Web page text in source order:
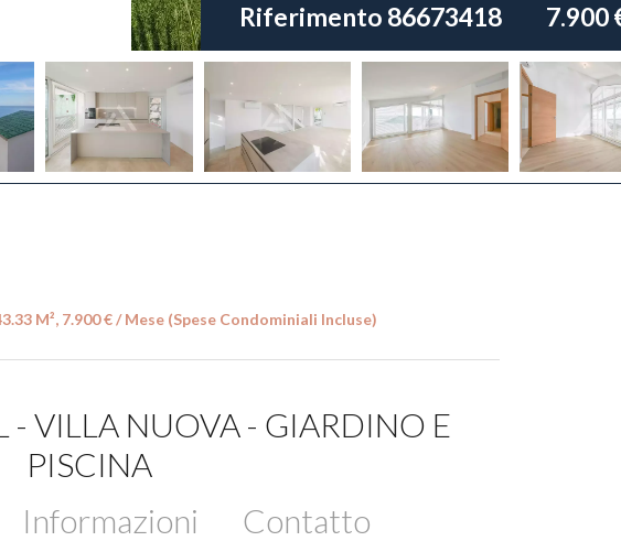
Riferimento 86673418 7.900
M², 7.900 € / Mese (Spese Condominiali Incluse)
- VILLA NUOVA - GIARDINO E
PISCINA
Informazioni Contatto